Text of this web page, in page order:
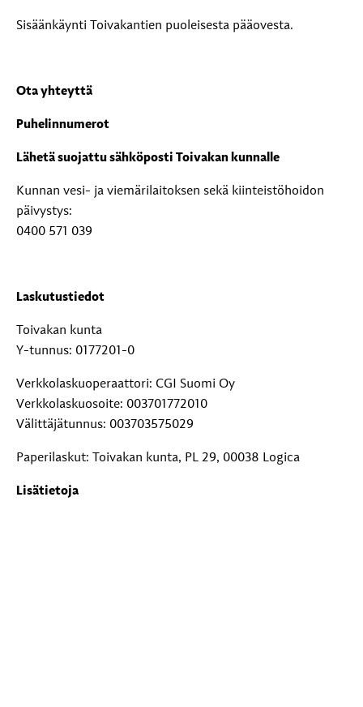
Sisäänkäynti Toivakantien puoleisesta pääovesta.
Ota yhteyttä
Puhelinnumerot
Lähetä suojattu sähköposti Toivakan kunnalle
Kunnan vesi- ja viemärilaitoksen sekä kiinteistöhoidon
päivystys:
0400 571 039
Laskutustiedot
Toivakan kunta
Y-tunnus: 0177201-0
Verkkolaskuoperaattori: CGI Suomi Oy
Verkkolaskuosoite: 003701772010
Välittäjätunnus: 003703575029
Paperilaskut: Toivakan kunta, PL 29, 00038 Logica
Lisätietoja